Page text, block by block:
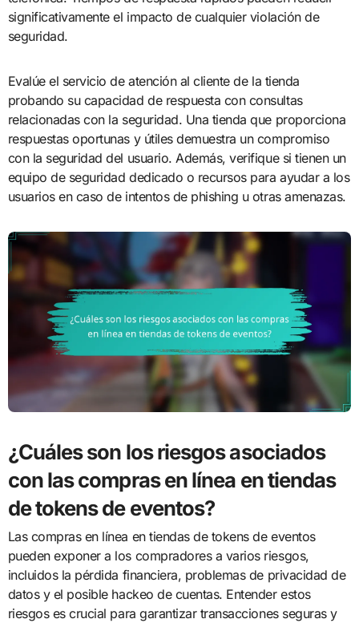
significativamente el impacto de cualquier violación de
seguridad.
Evalúe el servicio de atención al cliente de la tienda
probando su capacidad de respuesta con consultas
relacionadas con la seguridad. Una tienda que proporciona
respuestas oportunas y útiles demuestra un compromiso
con la seguridad del usuario. Además, verifique si tienen un
equipo de seguridad dedicado o recursos para ayudar a los
usuarios en caso de intentos de phishing u otras amenazas.
¿Cuáles son los riesgos asociados
con las compras en línea en tiendas
de tokens de eventos?
Las compras en línea en tiendas de tokens de eventos
pueden exponer a los compradores a varios riesgos,
incluidos la pérdida financiera, problemas de privacidad de
datos y el posible hackeo de cuentas. Entender estos
riesgos es crucial para garantizar transacciones seguras y